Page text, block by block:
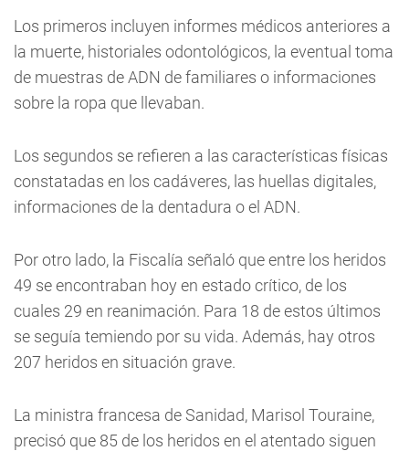
Los primeros incluyen informes médicos anteriores a
la muerte, historiales odontológicos, la eventual toma
de muestras de ADN de familiares o informaciones
sobre la ropa que llevaban.
Los segundos se refieren a las características físicas
constatadas en los cadáveres, las huellas digitales,
informaciones de la dentadura o el ADN.
Por otro lado, la Fiscalía señaló que entre los heridos
49 se encontraban hoy en estado crítico, de los
cuales 29 en reanimación. Para 18 de estos últimos
se seguía temiendo por su vida. Además, hay otros
207 heridos en situación grave.
La ministra francesa de Sanidad, Marisol Touraine,
precisó que 85 de los heridos en el atentado siguen